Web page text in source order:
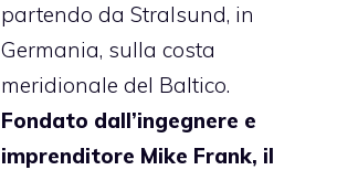
partendo da Stralsund, in
Germania, sulla costa
meridionale del Baltico.
Fondato dall’ingegnere e
imprenditore Mike Frank, il